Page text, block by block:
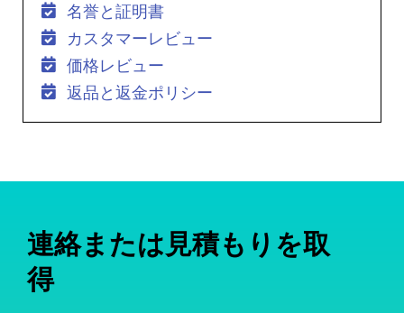
名誉と証明書
カスタマーレビュー
価格レビュー
返品と返金ポリシー
連絡または見積もりを取
得